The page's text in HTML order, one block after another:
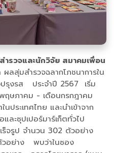
รวจและนักวิจัย สมาคมเพื่อน
ผลสุ่มสำรวจฉลากโภชนาการใน
ปรุงรส ประจำปี 2567 เริ่ม
ษภาคม - เดือนกรกฎาคม
ระเทศไทย และนำเข้าจาก
ละซุปเปอร์มาร์เก็ตทั่วไป
ร็จรูป จำนวน 302 ตัวอย่าง
วอย่าง พบว่าในซอง